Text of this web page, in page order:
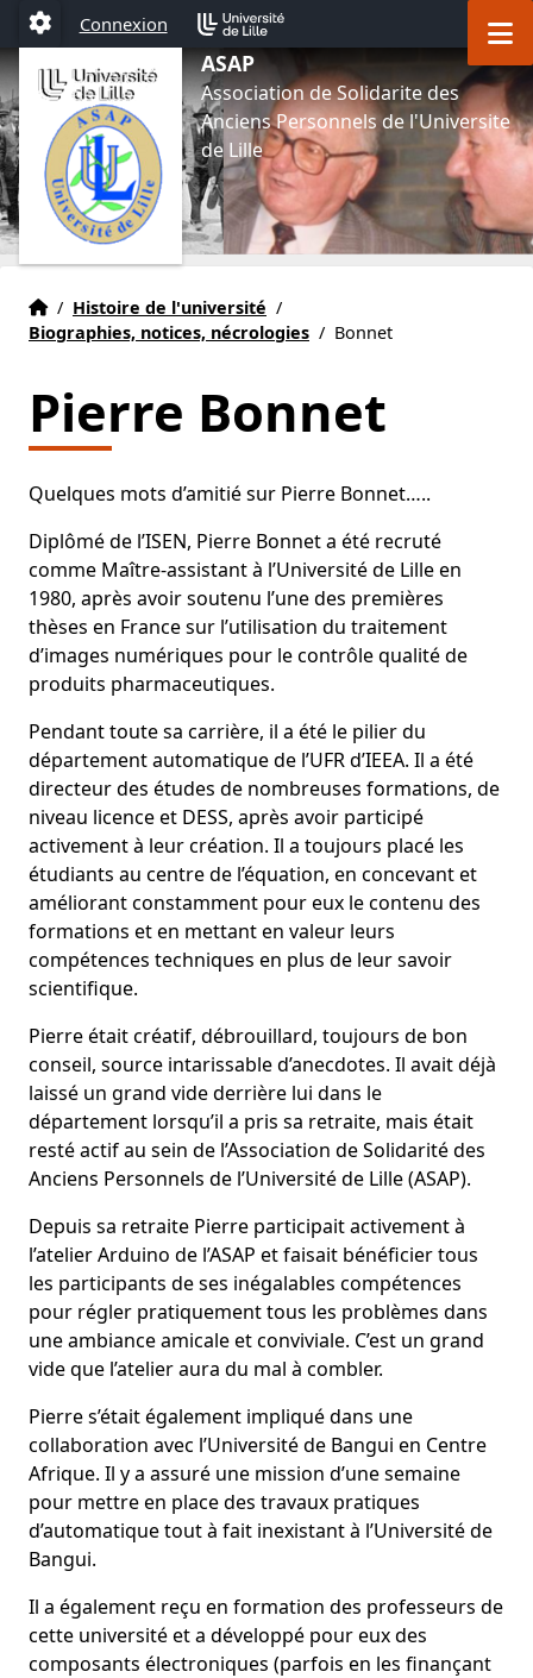
Aller au menu
Aller au contenu
Aller au pied de page
Paramétrage
Connexion
ASAP
Association de Solidarite des
Anciens Personnels de l'Universite
de Lille
Accueil
Accueil
/ Histoire de l'université /
Biographies, notices, nécrologies / Bonnet
Pierre Bonnet
Quelques mots d’amitié sur Pierre Bonnet…..
Diplômé de l’ISEN, Pierre Bonnet a été recruté
comme Maître-assistant à l’Université de Lille en
1980, après avoir soutenu l’une des premières
thèses en France sur l’utilisation du traitement
d’images numériques pour le contrôle qualité de
produits pharmaceutiques.
Pendant toute sa carrière, il a été le pilier du
département automatique de l’UFR d’IEEA. Il a été
directeur des études de nombreuses formations, de
niveau licence et DESS, après avoir participé
activement à leur création. Il a toujours placé les
étudiants au centre de l’équation, en concevant et
améliorant constamment pour eux le contenu des
formations et en mettant en valeur leurs
compétences techniques en plus de leur savoir
scientifique.
Pierre était créatif, débrouillard, toujours de bon
conseil, source intarissable d’anecdotes. Il avait déjà
laissé un grand vide derrière lui dans le
département lorsqu’il a pris sa retraite, mais était
resté actif au sein de l’Association de Solidarité des
Anciens Personnels de l’Université de Lille (ASAP).
Depuis sa retraite Pierre participait activement à
l’atelier Arduino de l’ASAP et faisait bénéficier tous
les participants de ses inégalables compétences
pour régler pratiquement tous les problèmes dans
une ambiance amicale et conviviale. C’est un grand
vide que l’atelier aura du mal à combler.
Pierre s’était également impliqué dans une
collaboration avec l’Université de Bangui en Centre
Afrique. Il y a assuré une mission d’une semaine
pour mettre en place des travaux pratiques
d’automatique tout à fait inexistant à l’Université de
Bangui.
Il a également reçu en formation des professeurs de
cette université et a développé pour eux des
composants électroniques (parfois en les finançant